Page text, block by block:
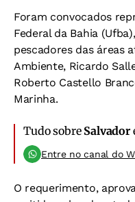
Foram convocados
Federal da Bahia
pescadores das áreas
Ambiente, Ricardo
Roberto Castello
Marinha.
Tudo sobre Salvador
Entre no canal do
O requerimento,